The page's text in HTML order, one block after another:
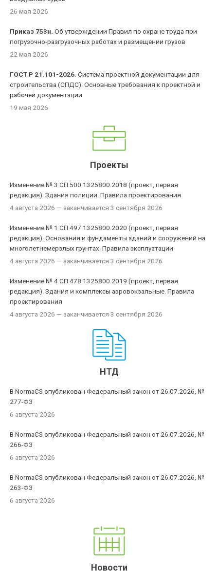
26 мая 2026
Приказ 753н. Об утверждении Правил по охране труда при
погрузочно-разгрузочных работах и размещении грузов
22 мая 2026
ГОСТ Р 21.101-2026. Система проектной документации для
строительства (СПДС). Основные требования к проектной и
рабочей документации
19 мая 2026
Проекты
Изменение № 3 СП 500.1325800.2018 (проект, первая
редакция). Здания полиции. Правила проектирования
4 августа 2026 — заканчивается 3 сентября 2026
Изменение № 1 СП 497.1325800.2020 (проект, первая
редакция). Основания и фундаменты зданий и сооружений на
многолетнемерзлых грунтах. Правила эксплуатации
4 августа 2026 — заканчивается 3 сентября 2026
Изменение № 4 СП 478.1325800.2019 (проект, первая
редакция). Здания и комплексы аэровокзальные. Правила
проектирования
4 августа 2026 — заканчивается 3 сентября 2026
НТД
В NormaCS опубликован Федеральный закон от 26.07.2026, №
277-ФЗ
6 августа 2026
В NormaCS опубликован Федеральный закон от 26.07.2026, №
266-ФЗ
6 августа 2026
В NormaCS опубликован Федеральный закон от 26.07.2026, №
263-ФЗ
6 августа 2026
Новости